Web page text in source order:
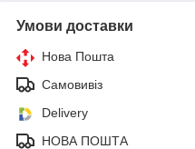
Умови доставки
Нова Пошта
Самовивіз
Delivery
НОВА ПОШТА